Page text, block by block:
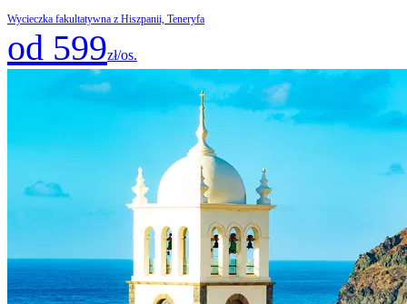
Wycieczka fakultatywna z Hiszpanii, Teneryfa
od 599zł/os.